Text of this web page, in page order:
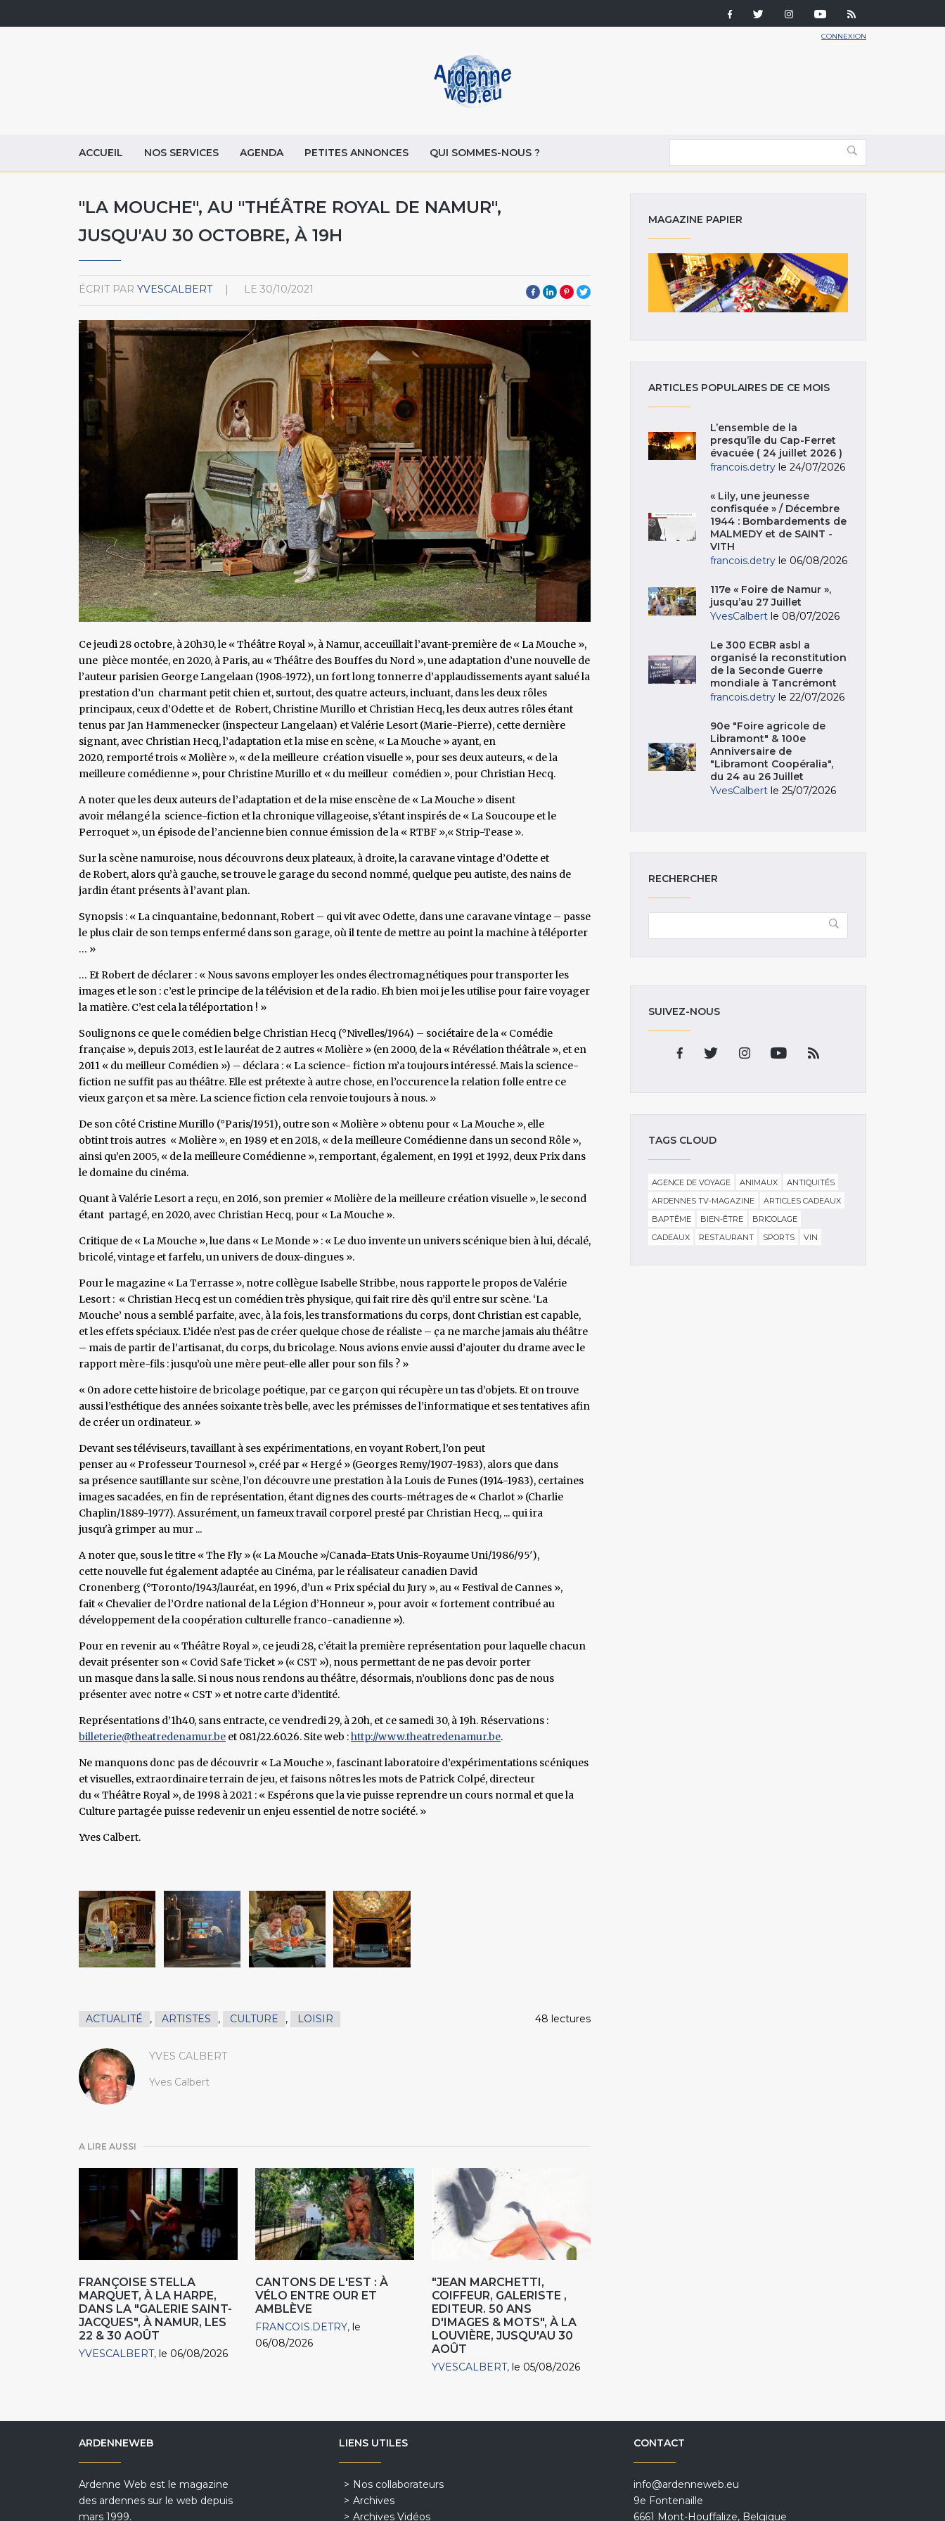
CONNEXION
ACCUEIL NOS SERVICES AGENDA PETITES ANNONCES QUI SOMMES-NOUS ?
"LA MOUCHE", AU "THÉÂTRE ROYAL DE NAMUR",
JUSQU'AU 30 OCTOBRE, À 19H
ÉCRIT PAR YVESCALBERT LE 30/10/2021
Ce jeudi 28 octobre, à 20h30, le « Théâtre Royal », à Namur, acceuillait l’avant-première de « La Mouche »,
une pièce montée, en 2020, à Paris, au « Théâtre des Bouffes du Nord », une adaptation d’une nouvelle de
l’auteur parisien George Langelaan (1908-1972), un fort long tonnerre d’applaudissements ayant salué la
prestation d’un charmant petit chien et, surtout, des quatre acteurs, incluant, dans les deux rôles
principaux, ceux d’Odette et de Robert, Christine Murillo et Christian Hecq, les deux autres rôles étant
tenus par Jan Hammenecker (inspecteur Langelaan) et Valérie Lesort (Marie-Pierre), cette dernière
signant, avec Christian Hecq, l’adaptation et la mise en scène, « La Mouche » ayant, en
2020, remporté trois « Molière », « de la meilleure création visuelle », pour ses deux auteurs, « de la
meilleure comédienne », pour Christine Murillo et « du meilleur comédien », pour Christian Hecq.
A noter que les deux auteurs de l’adaptation et de la mise enscène de « La Mouche » disent
avoir mélangé la science-fiction et la chronique villageoise, s’étant inspirés de « La Soucoupe et le
Perroquet », un épisode de l’ancienne bien connue émission de la « RTBF »,« Strip-Tease ».
Sur la scène namuroise, nous découvrons deux plateaux, à droite, la caravane vintage d’Odette et
de Robert, alors qu’à gauche, se trouve le garage du second nommé, quelque peu autiste, des nains de
jardin étant présents à l’avant plan.
Synopsis : « La cinquantaine, bedonnant, Robert – qui vit avec Odette, dans une caravane vintage – passe
le plus clair de son temps enfermé dans son garage, où il tente de mettre au point la machine à téléporter
… »
… Et Robert de déclarer : « Nous savons employer les ondes électromagnétiques pour transporter les
images et le son : c’est le principe de la télévision et de la radio. Eh bien moi je les utilise pour faire voyager
la matière. C’est cela la téléportation ! »
Soulignons ce que le comédien belge Christian Hecq (°Nivelles/1964) – sociétaire de la « Comédie
française », depuis 2013, est le lauréat de 2 autres « Molière » (en 2000, de la « Révélation théâtrale », et en
2011 « du meilleur Comédien ») – déclara : « La science- fiction m’a toujours intéressé. Mais la science-
fiction ne suffit pas au théâtre. Elle est prétexte à autre chose, en l’occurence la relation folle entre ce
vieux garçon et sa mère. La science fiction cela renvoie toujours à nous. »
De son côté Cristine Murillo (°Paris/1951), outre son « Molière » obtenu pour « La Mouche », elle
obtint trois autres « Molière », en 1989 et en 2018, « de la meilleure Comédienne dans un second Rôle »,
ainsi qu’en 2005, « de la meilleure Comédienne », remportant, également, en 1991 et 1992, deux Prix dans
le domaine du cinéma.
Quant à Valérie Lesort a reçu, en 2016, son premier « Molière de la meilleure création visuelle », le second
étant partagé, en 2020, avec Christian Hecq, pour « La Mouche ».
Critique de « La Mouche », lue dans « Le Monde » : « Le duo invente un univers scénique bien à lui, décalé,
bricolé, vintage et farfelu, un univers de doux-dingues ».
Pour le magazine « La Terrasse », notre collègue Isabelle Stribbe, nous rapporte le propos de Valérie
Lesort : « Christian Hecq est un comédien très physique, qui fait rire dès qu’il entre sur scène. ‘La
Mouche’ nous a semblé parfaite, avec, à la fois, les transformations du corps, dont Christian est capable,
et les effets spéciaux. L’idée n’est pas de créer quelque chose de réaliste – ça ne marche jamais aiu théâtre
– mais de partir de l’artisanat, du corps, du bricolage. Nous avions envie aussi d’ajouter du drame avec le
rapport mère-fils : jusqu’où une mère peut-elle aller pour son fils ? »
« 0n adore cette histoire de bricolage poétique, par ce garçon qui récupère un tas d’objets. Et on trouve
aussi l’esthétique des années soixante très belle, avec les prémisses de l’informatique et ses tentatives afin
de créer un ordinateur. »
Devant ses téléviseurs, tavaillant à ses expérimentations, en voyant Robert, l’on peut
penser au « Professeur Tournesol », créé par « Hergé » (Georges Remy/1907-1983), alors que dans
sa présence sautillante sur scène, l’on découvre une prestation à la Louis de Funes (1914-1983), certaines
images sacadées, en fin de représentation, étant dignes des courts-métrages de « Charlot » (Charlie
Chaplin/1889-1977). Assurément, un fameux travail corporel presté par Christian Hecq, ... qui ira
jusqu'à grimper au mur ...
A noter que, sous le titre « The Fly » (« La Mouche »/Canada-Etats Unis-Royaume Uni/1986/95′),
cette nouvelle fut également adaptée au Cinéma, par le réalisateur canadien David
Cronenberg (°Toronto/1943/lauréat, en 1996, d’un « Prix spécial du Jury », au « Festival de Cannes »,
fait « Chevalier de l’Ordre national de la Légion d’Honneur », pour avoir « fortement contribué au
développement de la coopération culturelle franco-canadienne »).
Pour en revenir au « Théâtre Royal », ce jeudi 28, c’était la première représentation pour laquelle chacun
devait présenter son « Covid Safe Ticket » (« CST »), nous permettant de ne pas devoir porter
un masque dans la salle. Si nous nous rendons au théâtre, désormais, n’oublions donc pas de nous
présenter avec notre « CST » et notre carte d’identité.
Représentations d’1h40, sans entracte, ce vendredi 29, à 20h, et ce samedi 30, à 19h. Réservations :
billeterie@theatredenamur.be et 081/22.60.26. Site web :http://www.theatredenamur.be.
Ne manquons donc pas de découvrir « La Mouche », fascinant laboratoire d’expérimentations scéniques
et visuelles, extraordinaire terrain de jeu, et faisons nôtres les mots de Patrick Colpé, directeur
du « Théâtre Royal », de 1998 à 2021 : « Espérons que la vie puisse reprendre un cours normal et que la
Culture partagée puisse redevenir un enjeu essentiel de notre société. »
Yves Calbert.
ACTUALITÉ , ARTISTES , CULTURE , LOISIR 48 lectures
YVES CALBERT
Yves Calbert
A LIRE AUSSI
FRANÇOISE STELLA
MARQUET, À LA HARPE,
DANS LA "GALERIE SAINT-
JACQUES", À NAMUR, LES
22 & 30 AOÛT
YVESCALBERT le 06/08/2026
CANTONS DE L'EST : À
VÉLO ENTRE OUR ET
AMBLÈVE
FRANCOIS.DETRY le
06/08/2026
"JEAN MARCHETTI,
COIFFEUR, GALERISTE ,
EDITEUR. 50 ANS
D'IMAGES & MOTS", À LA
LOUVIÈRE, JUSQU'AU 30
AOÛT
YVESCALBERT le 05/08/2026
MAGAZINE PAPIER
ARTICLES POPULAIRES DE CE MOIS
L’ensemble de la
presqu’île du Cap-Ferret
évacuée ( 24 juillet 2026 )
francois.detry le 24/07/2026
« Lily, une jeunesse
confisquée » / Décembre
1944 : Bombardements de
MALMEDY et de SAINT -
VITH
francois.detry le 06/08/2026
117e « Foire de Namur »,
jusqu’au 27 Juillet
YvesCalbert le 08/07/2026
Le 300 ECBR asbl a
organisé la reconstitution
de la Seconde Guerre
mondiale à Tancrémont
francois.detry le 22/07/2026
90e "Foire agricole de
Libramont" & 100e
Anniversaire de
"Libramont Coopéralia",
du 24 au 26 Juillet
YvesCalbert le 25/07/2026
RECHERCHER
SUIVEZ-NOUS
TAGS CLOUD
AGENCE DE VOYAGE ANIMAUX
ANTIQUITÉS
ARDENNES TV-MAGAZINE
ARTICLES CADEAUX
BAPTÊME
BIEN-ÊTRE
BRICOLAGE
CADEAUX
RESTAURANT SPORTS VIN
ARDENNEWEB
Ardenne Web est le magazine
des ardennes sur le web depuis
mars 1999.
LIENS UTILES
Nos collaborateurs
Archives
Archives Vidéos
CONTACT
info@ardenneweb.eu
9e Fontenaille
6661 Mont-Houffalize, Belgique